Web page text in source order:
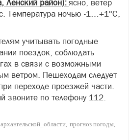
Ленский район): ясно, ветер
Температура ночью -1…+1°С,
учитывать погодные
поездок, соблюдать
в связи с возможными
ветром. Пешеходам следует
переходе проезжей части.
звоните по телефону 112.
прогноз погоды